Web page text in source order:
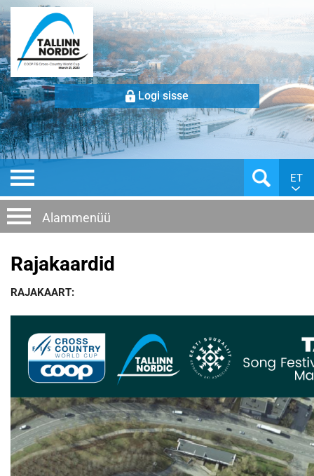
Logi sisse
ET
Alammenüü
Rajakaardid
RAJAKAART: